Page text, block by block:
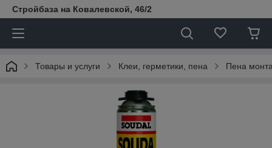
Стройбаза на Ковалевской, 46/2
Товары и услуги Клеи, герметики, пена Пена